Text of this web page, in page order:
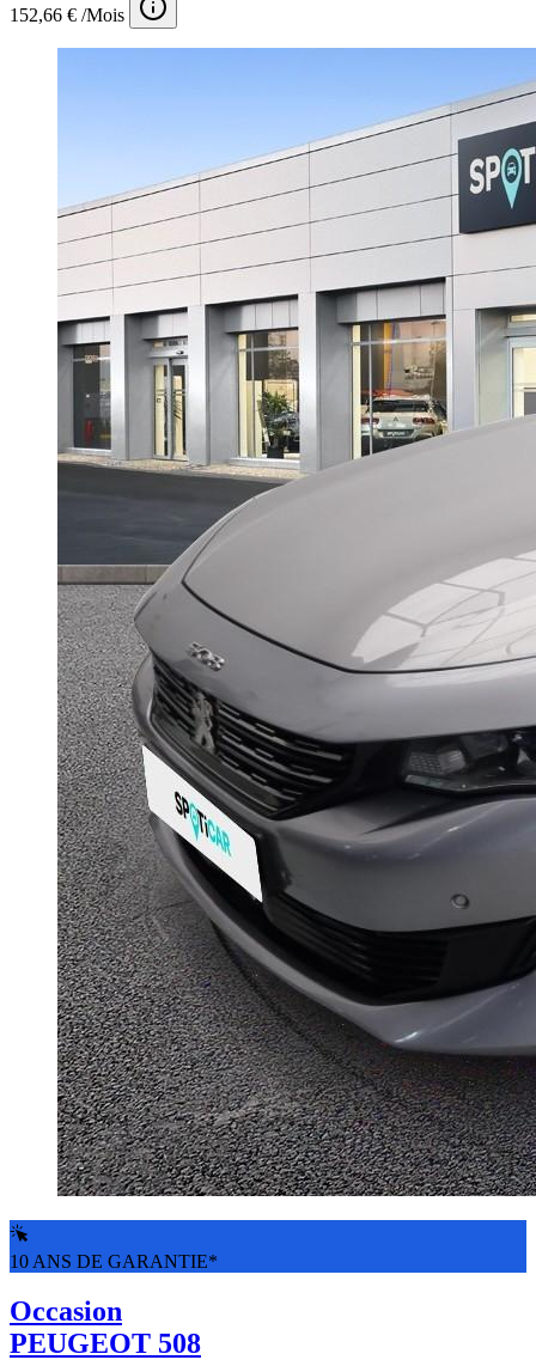
152,66 € /Mois
10 ANS DE GARANTIE*
Occasion
PEUGEOT 508